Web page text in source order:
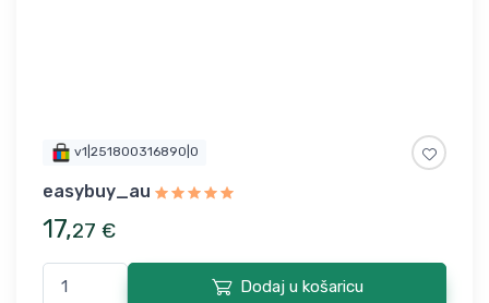
v1|251800316890|0
easybuy_au
17,27 €
Dodaj u košaricu